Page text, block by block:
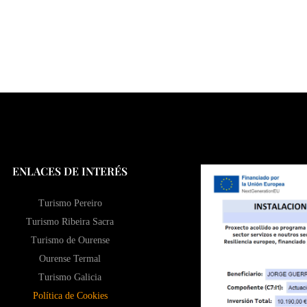
ENLACES DE INTERÉS
Turismo Pereiro
Turismo Ribeira Sacra
Turismo de Ourense
Ourense Termal
Turismo Galicia
Política de Cookies